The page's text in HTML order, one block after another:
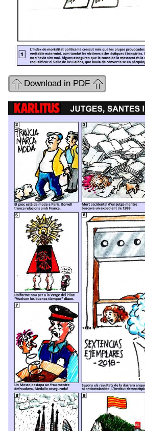
Download in PDF